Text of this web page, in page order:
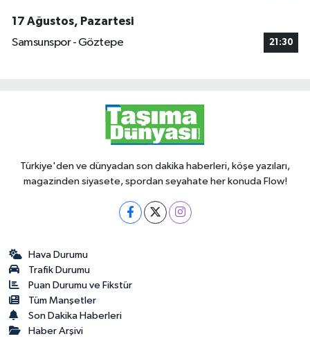
17 Ağustos, Pazartesi
Samsunspor - Göztepe
21:30
Türkiye'den ve dünyadan son dakika haberleri, köşe yazıları,
magazinden siyasete, spordan seyahate her konuda Flow!
Hava Durumu
Trafik Durumu
Puan Durumu ve Fikstür
Tüm Manşetler
Son Dakika Haberleri
Haber Arşivi